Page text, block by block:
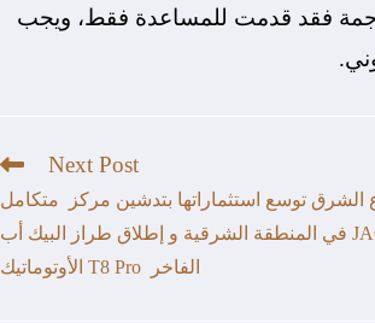
فقد قدمت للمساعدة فقط، ويجب
Next Post
الشرق توسع استثماراتها بتدشين مركز متكامل
لسيارات JAC في المنطقة الشرقية و إطلاق طراز البيك أب
الفاخر T8 Pro الأوتوماتيك